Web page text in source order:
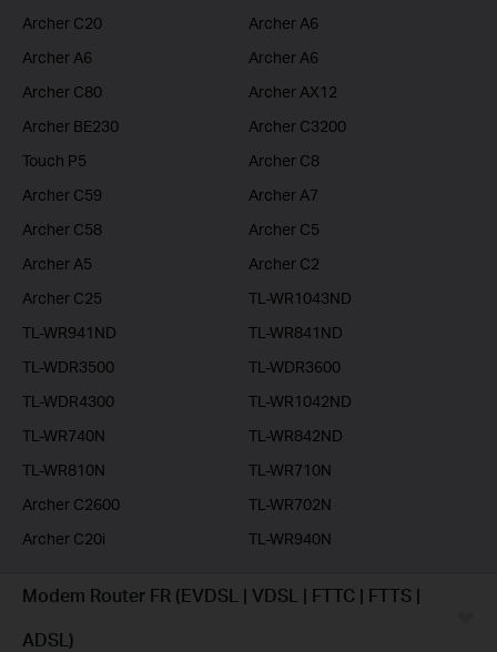
Archer C20
Archer A6
Archer A6
Archer A6
Archer C80
Archer AX12
Archer BE230
Archer C3200
Touch P5
Archer C8
Archer C59
Archer A7
Archer C58
Archer C5
Archer A5
Archer C2
Archer C25
TL-WR1043ND
TL-WR941ND
TL-WR841ND
TL-WDR3500
TL-WDR3600
TL-WDR4300
TL-WR1042ND
TL-WR740N
TL-WR842ND
TL-WR810N
TL-WR710N
Archer C2600
TL-WR702N
Archer C20i
TL-WR940N
Modem Router FR (EVDSL | VDSL | FTTC | FTTS |
ADSL)